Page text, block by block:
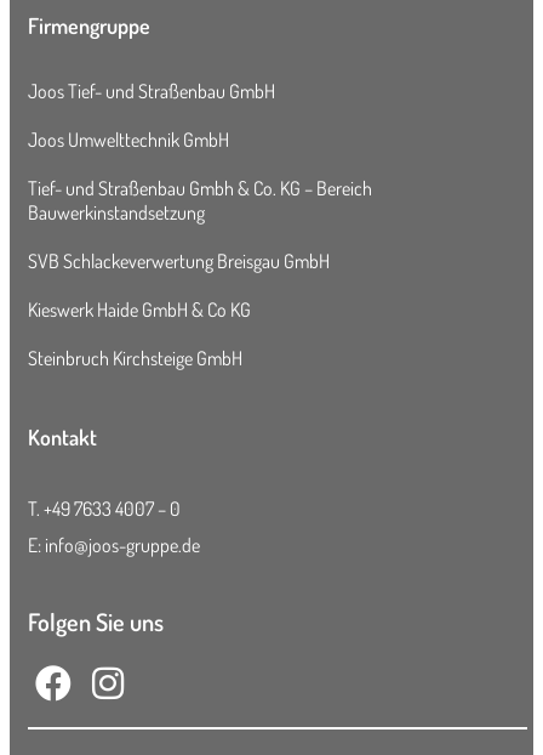
Firmengruppe
Joos Tief- und Straßenbau GmbH
Joos Umwelttechnik GmbH
Tief- und Straßenbau Gmbh & Co. KG – Bereich
Bauwerkinstandsetzung
SVB Schlackeverwertung Breisgau GmbH
Kieswerk Haide GmbH & Co KG
Steinbruch Kirchsteige GmbH
Kontakt
T. +49 7633 4007 – 0
E: info@joos-gruppe.de
Folgen Sie uns